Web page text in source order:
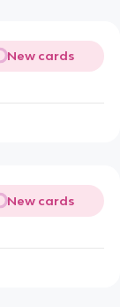
New cards
New cards